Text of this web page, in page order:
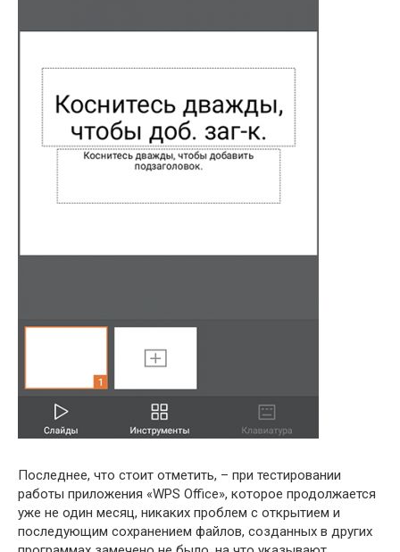
Последнее, что стоит отметить, – при тестировании
работы приложения «WPS Office», которое продолжается
уже не один месяц, никаких проблем с открытием и
последующим сохранением файлов, созданных в других